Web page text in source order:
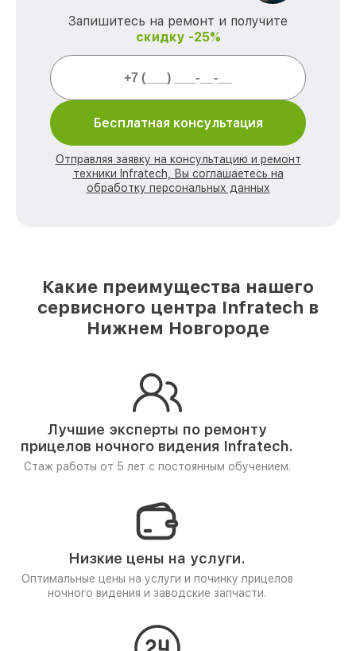
Запишитесь на ремонт и получите
скидку -25%
Бесплатная консультация
Отправляя заявку на консультацию и ремонт
техники Infratech, Вы соглашаетесь на
обработку персональных данных
Какие преимущества нашего
сервисного центра Infratech в
Нижнем Новгороде
Лучшие эксперты по ремонту
прицелов ночного видения Infratech.
Стаж работы от 5 лет с постоянным обучением.
Низкие цены на услуги.
Оптимальные цены на услуги и починку прицелов
ночного видения и заводские запчасти.